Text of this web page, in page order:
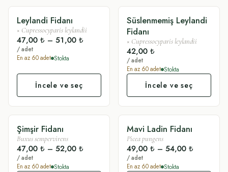
SÜSLÜ
Leylandi Fidanı
× Cupressocyparis leylandii
47,00 ₺ – 51,00 ₺
/ adet
En az 60adet Stokta
İncele ve seç
SADE
Süslenmemiş Leylandi
Fidanı
× Cupressocyparis leylandii
42,00 ₺
/ adet
En az 60adet Stokta
İncele ve seç
SÜSLÜ
Şimşir Fidanı
Buxus sempervirens
47,00 ₺ – 52,00 ₺
/ adet
En az 60adet Stokta
SÜSLÜ
Mavi Ladin Fidanı
Picea pungens
49,00 ₺ – 54,00 ₺
/ adet
En az 60adet Stokta